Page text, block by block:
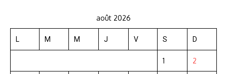
août 2026
L M M J V S D
1 2